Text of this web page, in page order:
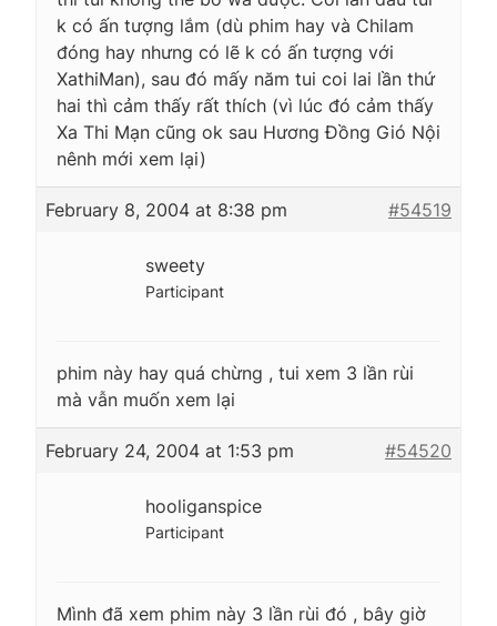
k có ấn tượng lắm (dù phim hay và Chilam
đóng hay nhưng có lẽ k có ấn tượng với
XathiMan), sau đó mấy năm tui coi lai lần thứ
hai thì cảm thấy rất thích (vì lúc đó cảm thấy
Xa Thi Mạn cũng ok sau Hương Đồng Gió Nội
nênh mới xem lại)
February 8, 2004 at 8:38 pm #54519
sweety
Participant
phim này hay quá chừng , tui xem 3 lần rùi
mà vẫn muốn xem lại
February 24, 2004 at 1:53 pm #54520
hooliganspice
Participant
Mình đã xem phim này 3 lần rùi đó , bây giờ